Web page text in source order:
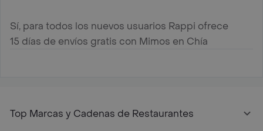
Sí, para todos los nuevos usuarios Rappi ofrece
15 días de envíos gratis con Mimos en Chía
Top Marcas y Cadenas de Restaurantes